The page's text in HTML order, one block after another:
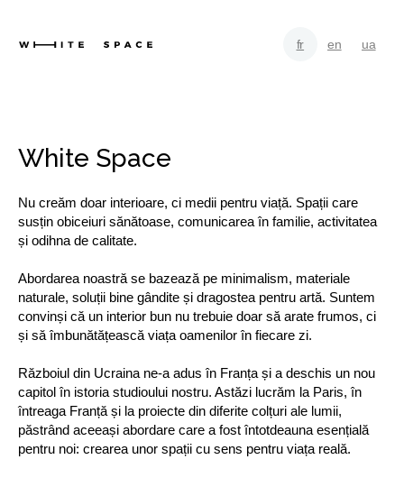
fr en ua
White Space
Nu creăm doar interioare, ci medii pentru viață. Spații care
susțin obiceiuri sănătoase, comunicarea în familie, activitatea
și odihna de calitate.
Abordarea noastră se bazează pe minimalism, materiale
naturale, soluții bine gândite și dragostea pentru artă. Suntem
convinși că un interior bun nu trebuie doar să arate frumos, ci
și să îmbunătățească viața oamenilor în fiecare zi.
Războiul din Ucraina ne-a adus în Franța și a deschis un nou
capitol în istoria studioului nostru. Astăzi lucrăm la Paris, în
întreaga Franță și la proiecte din diferite colțuri ale lumii,
păstrând aceeași abordare care a fost întotdeauna esențială
pentru noi: crearea unor spații cu sens pentru viața reală.